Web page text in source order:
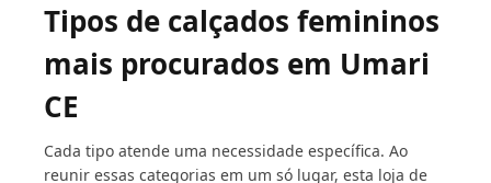
Tipos de calçados femininos
mais procurados em Umari
CE
Cada tipo atende uma necessidade específica. Ao
reunir essas categorias em um só lugar, esta loja de